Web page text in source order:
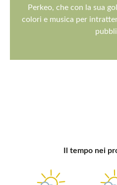
Perkeo, che con la sua
colori e musica per
Il tempo nei